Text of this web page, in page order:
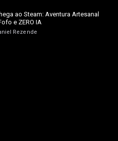
ao Steam: Aventura Artesanal
e ZERO IA
Rezende